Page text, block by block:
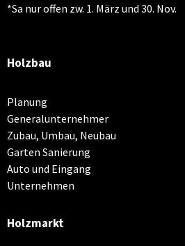
*Sa nur offen zw. 1. März und 30. Nov.
Holzbau
Planung
Generalunternehmer
Zubau, Umbau, Neubau
Garten Sanierung
Auto und Eingang
Unternehmen
Holzmarkt